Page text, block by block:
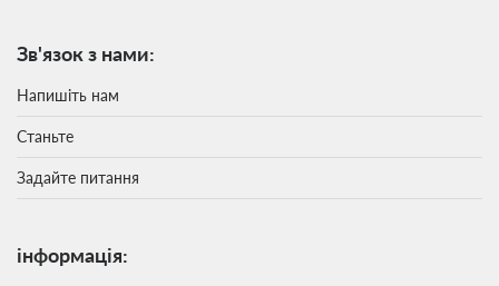
Зв'язок з нами:
Напишіть нам
Станьте
Задайте питання
інформація: